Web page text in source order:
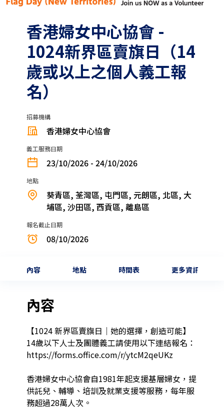
香港婦女中心協會 -
1024新界區賣旗日（14
歲或以上之個人義工報
名）
招募機構
香港婦女中心協會
義工服務日期
23/10/2026 - 24/10/2026
地點
葵青區, 荃灣區, 屯門區, 元朗區, 北區, 大
埔區, 沙田區, 西貢區, 離島區
報名截止日期
08/10/2026
內容 地點 時間表 更多資訊
內容
【1024 新界區賣旗日｜她的選擇，創造可能】
14歲以下人士及團體義工請使用以下連結報名：
https://forms.office.com/r/ytcM2qeUKz
香港婦女中心協會自1981年起支援基層婦女，提
供託兒、輔導、培訓及就業支援等服務，每年服
務超過28萬人次。